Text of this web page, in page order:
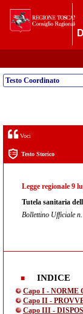
Testo Coordinato
Voci
Testo Storico
Legge regionale 9
Tutela sanitaria
Bollettino Ufficiale
INDICE
Capo I - NORME
Capo II -
Capo III -